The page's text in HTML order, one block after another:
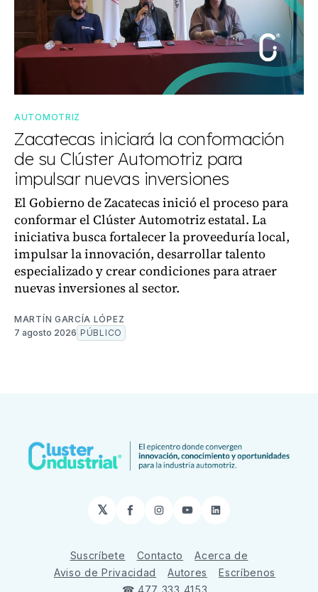
AUTOMOTRIZ
Zacatecas iniciará la conformación
de su Clúster Automotriz para
impulsar nuevas inversiones
El Gobierno de Zacatecas inició el proceso para
conformar el Clúster Automotriz estatal. La
iniciativa busca fortalecer la proveeduría local,
impulsar la innovación, desarrollar talento
especializado y crear condiciones para atraer
nuevas inversiones al sector.
MARTÍN GARCÍA LÓPEZ
7 agosto 2026 PÚBLICO
𝕏 Facebook
Instagram
YouTubeLinkedIn
Suscríbete Contacto
Acerca de
Aviso de Privacidad
Autores
Escríbenos
☎ 477 333 4153